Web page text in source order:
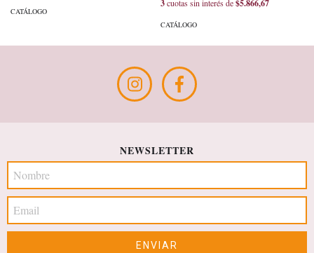
CATÁLOGO
3cuotas sin interés de$5.866,67
CATÁLOGO
NEWSLETTER